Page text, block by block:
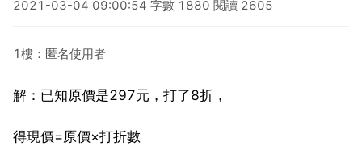
2021-03-04 09:00:54 字數 1880 閱讀 2605
1樓：匿名使用者
解：已知原價是297元，打了8折，
得現價=原價×打折數